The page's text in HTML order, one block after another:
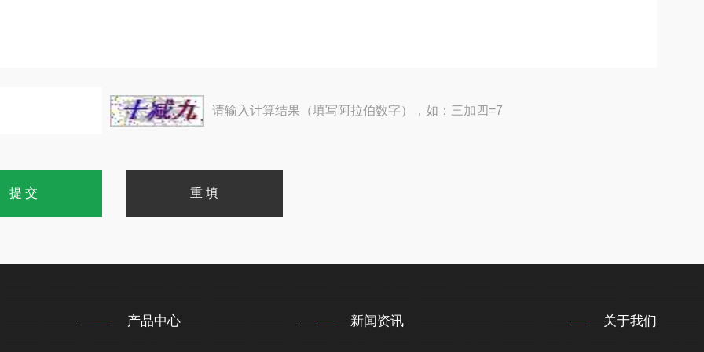
请输入计算结果（填写阿拉伯数字），如：三加四=7
产品中心 新闻资讯 关于我们